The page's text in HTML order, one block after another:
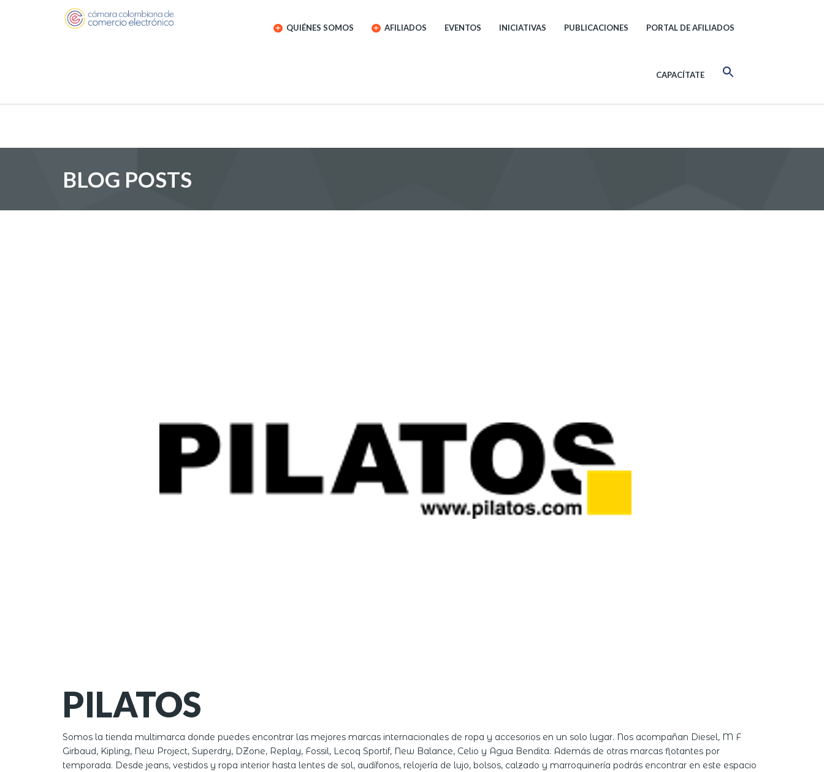
QUIÉNES SOMOS AFILIADOS EVENTOS INICIATIVAS PUBLICACIONES PORTAL DE AFILIADOS
CAPACÍTATE
BLOG POSTS
PILATOS
Somos la tienda multimarca donde puedes encontrar las mejores marcas internacionales de ropa y accesorios en un solo lugar. Nos acompañan Diesel, M F
Girbaud, Kipling, New Project, Superdry, DZone, Replay, Fossil, Lecoq Sportif, New Balance, Celio y Agua Bendita. Además de otras marcas flotantes por
temporada. Desde jeans, vestidos y ropa interior hasta lentes de sol, audífonos, relojería de lujo, bolsos, calzado y marroquinería podrás encontrar en este espacio